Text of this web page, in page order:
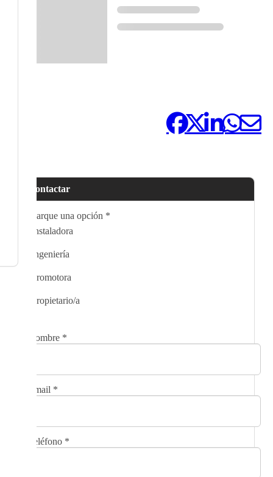
Contactar
Marque una opción *
Instaladora
Ingeniería
Promotora
Propietario/a
Nombre *
Email *
Teléfono *